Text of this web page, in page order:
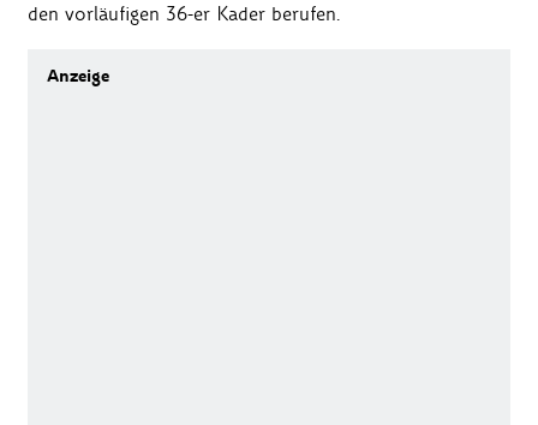
den vorläufigen 36-er Kader berufen.